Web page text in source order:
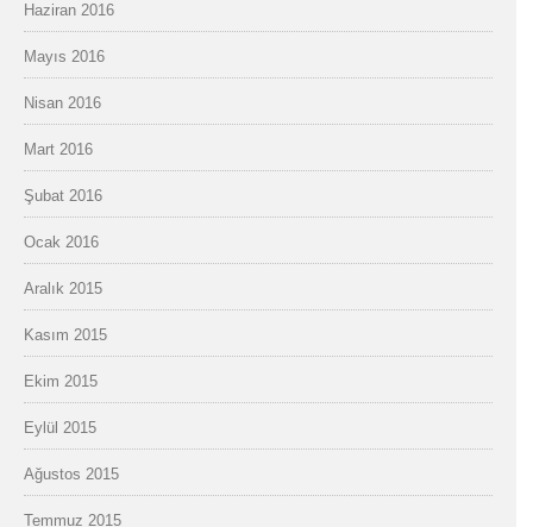
Haziran 2016
Mayıs 2016
Nisan 2016
Mart 2016
Şubat 2016
Ocak 2016
Aralık 2015
Kasım 2015
Ekim 2015
Eylül 2015
Ağustos 2015
Temmuz 2015